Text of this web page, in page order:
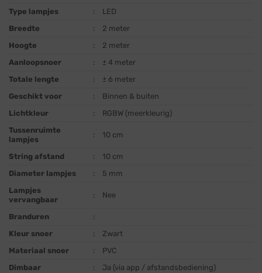
Type lampjes
:
LED
Breedte
:
2 meter
Hoogte
:
2 meter
Aanloopsnoer
:
± 4 meter
Totale lengte
:
± 6 meter
Geschikt voor
:
Binnen & buiten
Lichtkleur
:
RGBW (meerkleurig)
Tussenruimte
lampjes
: 10 cm
String afstand :
10 cm
Diameter lampjes
:
5 mm
Lampjes
vervangbaar
: Nee
Branduren
:
Kleur snoer
:
Zwart
Materiaal snoer
:
PVC
Dimbaar
:
Ja (via app / afstandsbediening)